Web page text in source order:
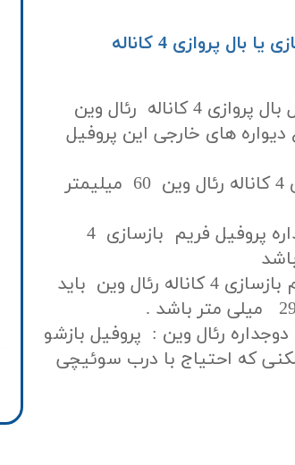
اطلاعات فنی پروفیل فریم بازسازی یا بال پروازی 4 کاناله
ارتفاع دیواره های خارجی پروفیل بال پروازی 4 کاناله رئال وین
دیواره های خارجی این پروفیل
پهنایا قطر پروفیل فریم بازسازی 4 کاناله رئال وین 60 میلیمتر
ضخامت نشیمنگاه شیشه دوجداره پروفیل فریم بازسازی 4
گالوانیزه مصرفی در پروفیل فریم بازسازی 4 کاناله رئال وین باید
دوجداره رئال وین : پروفیل بازشو
که احتیاج با درب سوئیچی